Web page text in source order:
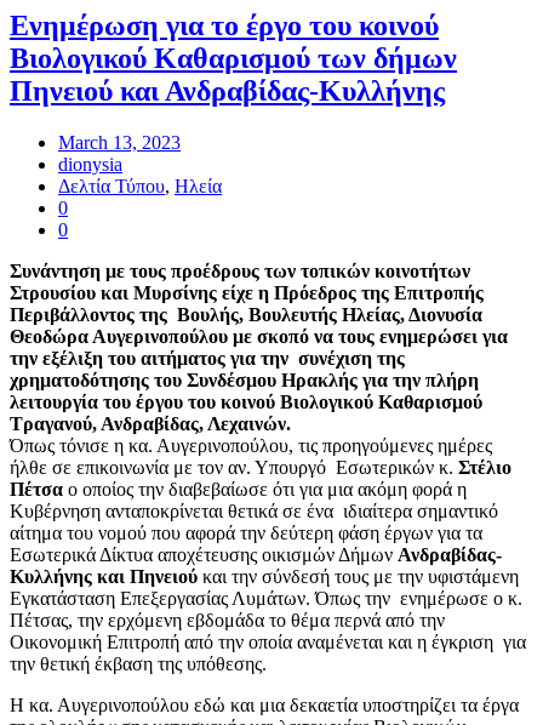
Ενημέρωση για το έργο του κοινού
Βιολογικού Καθαρισμού των δήμων
Πηνειού και Ανδραβίδας-Κυλλήνης
March 13, 2023
dionysia
Δελτία Τύπου, Ηλεία
0
0
Συνάντηση με τους προέδρους των τοπικών κοινοτήτων
Στρουσίου και Μυρσίνης είχε η Πρόεδρος της Επιτροπής
Περιβάλλοντος της Βουλής, Βουλευτής Ηλείας, Διονυσία
Θεοδώρα Αυγερινοπούλου με σκοπό να τους ενημερώσει για
την εξέλιξη του αιτήματος για την συνέχιση της
χρηματοδότησης του Συνδέσμου Ηρακλής για την πλήρη
λειτουργία του έργου του κοινού Βιολογικού Καθαρισμού
Τραγανού, Ανδραβίδας, Λεχαινών.
Όπως τόνισε η κα. Αυγερινοπούλου, τις προηγούμενες ημέρες
ήλθε σε επικοινωνία με τον αν. Υπουργό Εσωτερικών κ. Στέλιο
Πέτσα ο οποίος την διαβεβαίωσε ότι για μια ακόμη φορά η
Κυβέρνηση ανταποκρίνεται θετικά σε ένα ιδιαίτερα σημαντικό
αίτημα του νομού που αφορά την δεύτερη φάση έργων για τα
Εσωτερικά Δίκτυα αποχέτευσης οικισμών Δήμων Ανδραβίδας-
Κυλλήνης και Πηνειού και την σύνδεσή τους με την υφιστάμενη
Εγκατάσταση Επεξεργασίας Λυμάτων. Όπως την ενημέρωσε ο κ.
Πέτσας, την ερχόμενη εβδομάδα το θέμα περνά από την
Οικονομική Επιτροπή από την οποία αναμένεται και η έγκριση για
την θετική έκβαση της υπόθεσης.
Η κα. Αυγερινοπούλου εδώ και μια δεκαετία υποστηρίζει τα έργα